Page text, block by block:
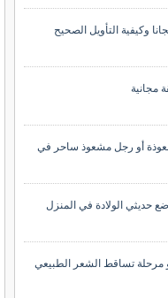
وكيفية التأويل الصحيح
مجانية
أو رجل مشعوذ ساحر في
حديثي الولادة في المنزل
تساقط الشعر الطبيعي